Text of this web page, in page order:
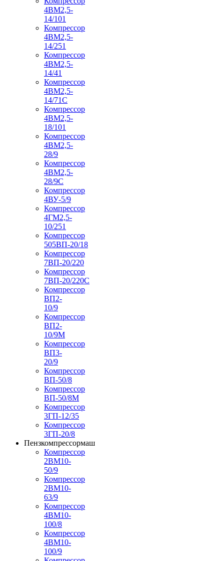
4ВМ2,5-
14/101
Компрессор
4ВМ2,5-
14/251
Компрессор
4ВМ2,5-
14/41
Компрессор
4ВМ2,5-
14/71C
Компрессор
4ВМ2,5-
18/101
Компрессор
4ВМ2,5-
28/9
Компрессор
4ВМ2,5-
28/9С
Компрессор
4ВУ-5/9
Компрессор
4ГМ2,5-
10/251
Компрессор
505ВП-20/18
Компрессор
7ВП-20/220
Компрессор
7ВП-20/220С
Компрессор
ВП2-
10/9
Компрессор
ВП2-
10/9М
Компрессор
ВП3-
20/9
Компрессор
ВП-50/8
Компрессор
ВП-50/8М
Компрессор
3ГП-12/35
Компрессор
3ГП-20/8
Пензкомпрессормаш
Компрессор
2ВМ10-
50/9
Компрессор
2ВМ10-
63/9
Компрессор
4ВМ10-
100/8
Компрессор
4ВМ10-
100/9